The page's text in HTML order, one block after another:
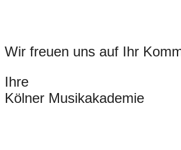
Wir freuen uns auf Ihr
Ihre
Kölner Musikakademie